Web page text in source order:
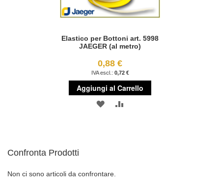
Elastico per Bottoni art. 5998
JAEGER (al metro)
0,88 €
0,72 €
Aggiungi al Carrello
AGGIUNGI
Confronta Prodotti
Non ci sono articoli da confrontare.